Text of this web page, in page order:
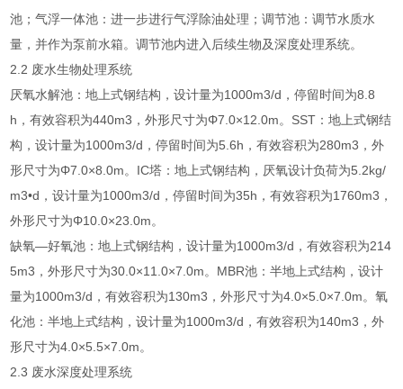
池；气浮一体池：进一步进行气浮除油处理；调节池：调节水质水
量，并作为泵前水箱。调节池内进入后续生物及深度处理系统。
2.2 废水生物处理系统
厌氧水解池：地上式钢结构，设计量为1000m3/d，停留时间为8.8
h，有效容积为440m3，外形尺寸为Φ7.0×12.0m。SST：地上式钢结
构，设计量为1000m3/d，停留时间为5.6h，有效容积为280m3，外
形尺寸为Φ7.0×8.0m。IC塔：地上式钢结构，厌氧设计负荷为5.2kg/
m3•d，设计量为1000m3/d，停留时间为35h，有效容积为1760m3，
外形尺寸为Φ10.0×23.0m。
缺氧—好氧池：地上式钢结构，设计量为1000m3/d，有效容积为214
5m3，外形尺寸为30.0×11.0×7.0m。MBR池：半地上式结构，设计
量为1000m3/d，有效容积为130m3，外形尺寸为4.0×5.0×7.0m。氧
化池：半地上式结构，设计量为1000m3/d，有效容积为140m3，外
形尺寸为4.0×5.5×7.0m。
2.3 废水深度处理系统